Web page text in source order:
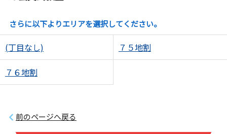
さらに以下よりエリアを選択してください。
(丁目なし) ７５地割
７６地割
前のページへ戻る